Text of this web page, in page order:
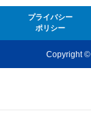
プライバシー
ポリシー
Copyright ©